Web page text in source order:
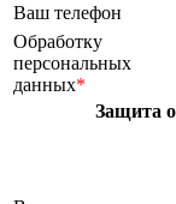
Ваш телефон
Обработку
персональных
данных*
Защита